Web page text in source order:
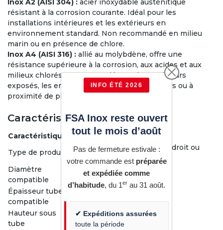
Inox A2 (AISI 304) : acier inoxydable austénitique
résistant à la corrosion courante. Idéal pour les
installations intérieures et les extérieurs en
environnement standard. Non recommandé en milieu
marin ou en présence de chlore.
Inox A4 (AISI 316) : allié au molybdène, offre une
résistance supérieure à la corrosion, aux acides et aux
milieux chlorés. Recommandé pour les extérieurs
exposés, les environnements humides, côtiers ou à
proximité de piscines.
Caractéristiques techniques
Caractéristique
Valeur
Type de produit
Support de main courante droit ou
incliné
Diamètre
compatible
Ø42,4 mm
Épaisseur tube
compatible
Hauteur sous
tube
78 mm
INFO ÉTÉ 2026
FSA Inox reste ouvert
tout le mois d’août
Pas de fermeture estivale :
votre commande est préparée
et expédiée comme
d’habitude, du 1er au 31 août.
✔ Expéditions assurées
toute la période